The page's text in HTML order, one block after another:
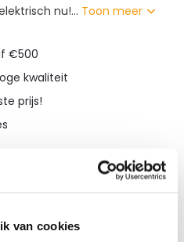
van cookies
nu!... Toon meer
€500
kwaliteit
prijs!